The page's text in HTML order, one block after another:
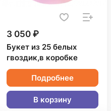
3 050 ₽
Букет из 25 белых
гвоздик,в коробке
Подробнее
В корзину